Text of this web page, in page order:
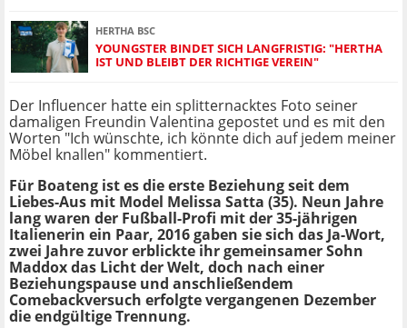
HERTHA BSC
YOUNGSTER BINDET SICH LANGFRISTIG: "HERTHA
IST UND BLEIBT DER RICHTIGE VEREIN"
Der Influencer hatte ein splitternacktes Foto seiner
damaligen Freundin Valentina gepostet und es mit den
Worten "Ich wünschte, ich könnte dich auf jedem meiner
Möbel knallen" kommentiert.
Für Boateng ist es die erste Beziehung seit dem
Liebes-Aus mit Model Melissa Satta (35). Neun Jahre
lang waren der Fußball-Profi mit der 35-jährigen
Italienerin ein Paar, 2016 gaben sie sich das Ja-Wort,
zwei Jahre zuvor erblickte ihr gemeinsamer Sohn
Maddox das Licht der Welt, doch nach einer
Beziehungspause und anschließendem
Comebackversuch erfolgte vergangenen Dezember
die endgültige Trennung.